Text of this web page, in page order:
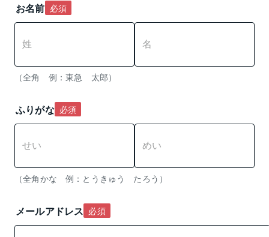
お名前 必須
（全角　例：東急　太郎）
ふりがな 必須
メールアドレス 必須